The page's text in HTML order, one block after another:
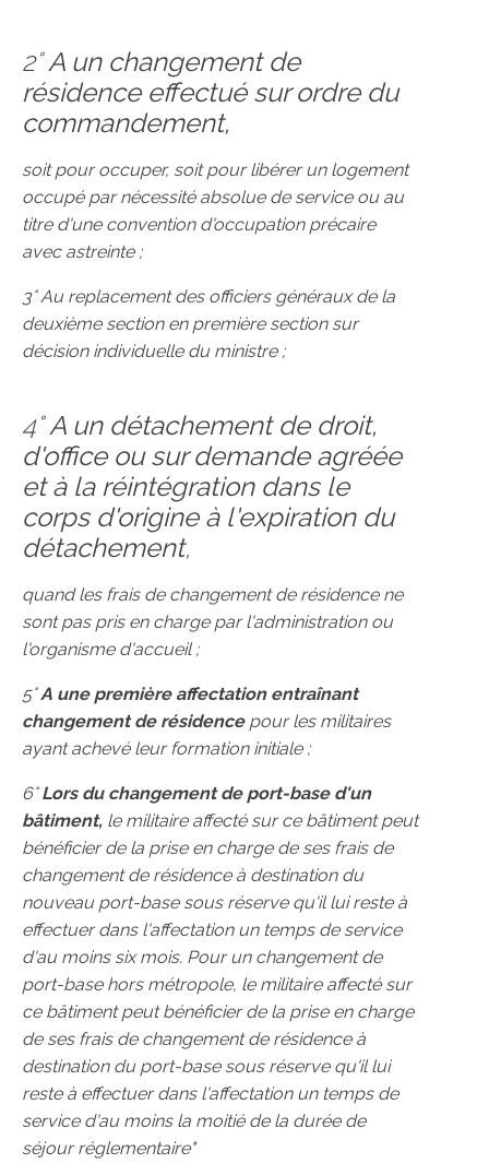
2°A un changement de
résidence effectué sur ordre du
commandement,
soit pour occuper, soit pour libérer un logement
occupé par nécessité absolue de service ou au
titre d'une convention d'occupation précaire
avec astreinte ;
3° Au replacement des officiers généraux de la
deuxième section en première section sur
décision individuelle du ministre ;
4°A un détachement de droit,
d'office ou sur demande agréée
et à la réintégration dans le
corps d'origine à l'expiration du
détachement,
quand les frais de changement de résidence ne
sont pas pris en charge par l'administration ou
l'organisme d'accueil ;
5°A une première affectation entraînant
changement de résidencepour les militaires
ayant achevé leur formation initiale ;
6°Lors du changement de port-base d'un
bâtiment, le militaire affecté sur ce bâtiment peut
bénéficier de la prise en charge de ses frais de
changement de résidence à destination du
nouveau port-base sous réserve qu'il lui reste à
effectuer dans l'affectation un temps de service
d'au moins six mois. Pour un changement de
port-base hors métropole, le militaire affecté sur
ce bâtiment peut bénéficier de la prise en charge
de ses frais de changement de résidence à
destination du port-base sous réserve qu'il lui
reste à effectuer dans l'affectation un temps de
service d'au moins la moitié de la durée de
séjour réglementaire"